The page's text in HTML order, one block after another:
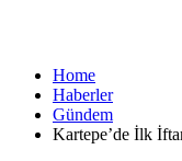
Home
Haberler
Gündem
Kartepe’de İlk